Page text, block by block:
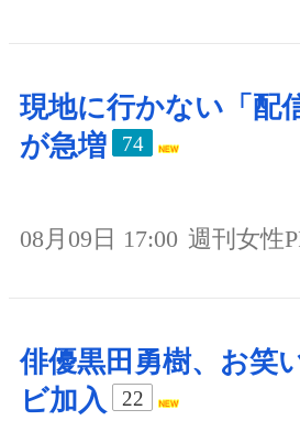
現地に行かない「配
が急増
74
08月09日 17:00 週刊女性
俳優黒田勇樹、お笑
ビ加入
22